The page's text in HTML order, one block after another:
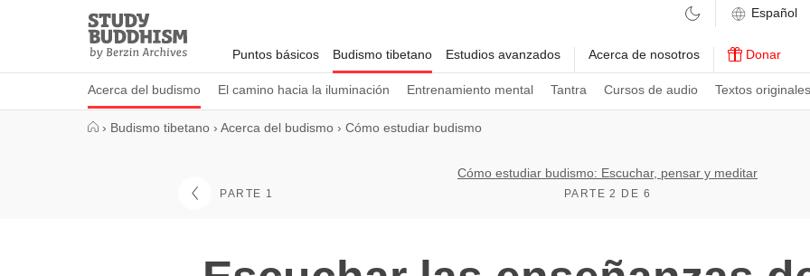
Study
Buddhism
Home
Puntos básicos Budismo tibetano
Acerca del budismo El camino hacia la iluminación Entrenamiento mental Tantra Cursos de audio Textos originales
Estudios avanzados Acerca de nosotros Donar
› Budismo tibetano › Acerca del budismo › Cómo estudiar budismo
PARTE 1
Cómo estudiar budismo: Escuchar, pensar y meditar
PARTE 2 DE 6